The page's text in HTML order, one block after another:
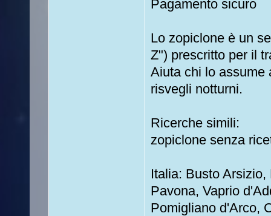
Pagamento sicuro
Lo zopiclone è un
Z") prescritto per il
Aiuta chi lo assume
risvegli notturni.
Ricerche simili:
zopiclone senza
Italia: Busto
Pavona, Vaprio
Pomigliano d'Arco,